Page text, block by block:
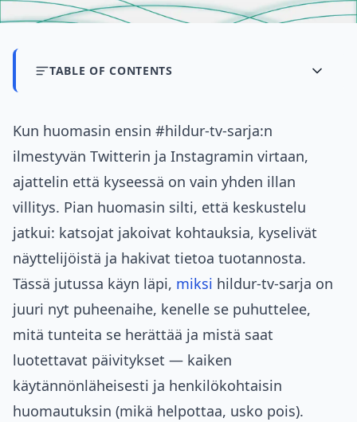
TABLE OF CONTENTS
Kun huomasin ensin #hildur-tv-sarja:n
ilmestyvän Twitterin ja Instagramin virtaan,
ajattelin että kyseessä on vain yhden illan
villitys. Pian huomasin silti, että keskustelu
jatkui: katsojat jakoivat kohtauksia, kyselivät
näyttelijöistä ja hakivat tietoa tuotannosta.
Tässä jutussa käyn läpi, miksi hildur-tv-sarja on
juuri nyt puheenaihe, kenelle se puhuttelee,
mitä tunteita se herättää ja mistä saat
luotettavat päivitykset — kaiken
käytännönläheisesti ja henkilökohtaisin
huomautuksin (mikä helpottaa, usko pois).